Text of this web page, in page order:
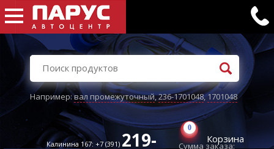
Например:вал промежуточный,236-1701048,1701048
Калинина 167: +7 (391) 219-
0
Корзина
Сумма заказа: